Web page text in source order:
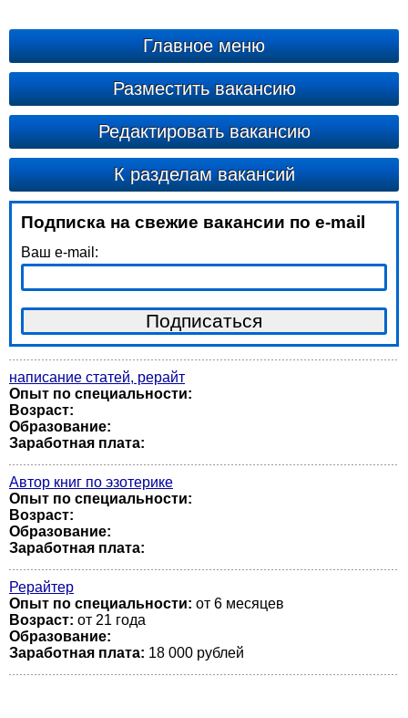
Главное меню
Разместить вакансию
Редактировать вакансию
К разделам вакансий
Подписка на свежие вакансии по e-mail
Ваш e-mail:
написание статей, рерайт
Опыт по специальности:
Возраст:
Образование:
Заработная плата:
Автор книг по эзотерике
Опыт по специальности:
Возраст:
Образование:
Заработная плата:
Рерайтер
Опыт по специальности: от 6 месяцев
Возраст: от 21 года
Образование:
Заработная плата: 18 000 рублей